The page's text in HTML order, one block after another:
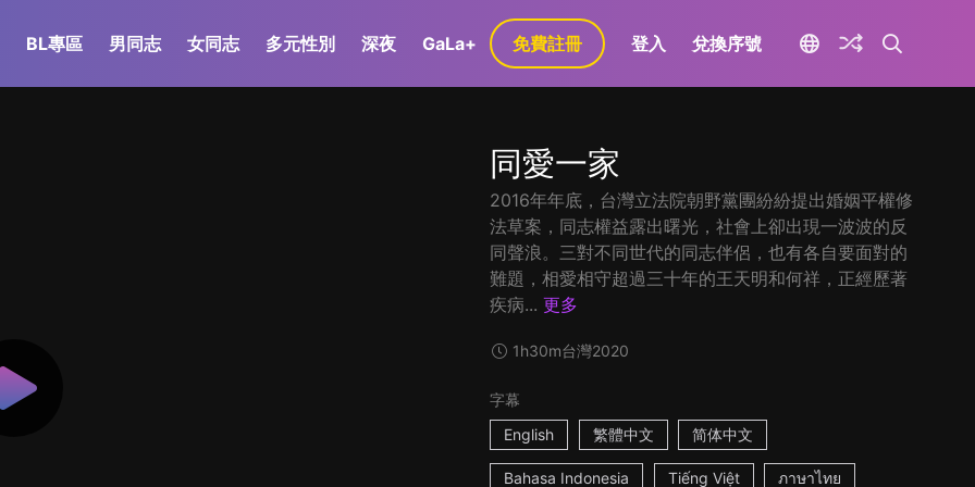
BL專區 男同志 女同志 多元性別 深夜 GaLa+ 免費註冊 登入 兌換序號
同愛一家
2016年年底，台灣立法院朝野黨團紛紛提出婚姻平權修
法草案，同志權益露出曙光，社會上卻出現一波波的反
同聲浪。三對不同世代的同志伴侶，也有各自要面對的
難題，相愛相守超過三十年的王天明和何祥，正經歷著
疾病... 更多
1h30m台灣2020
字幕
English
繁體中文 简体中文
Bahasa Indonesia Tiếng Việt ภาษาไทย